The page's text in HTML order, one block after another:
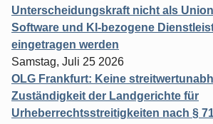
Unterscheidungskraft nicht als
Software und KI-bezogene
eingetragen werden
Samstag, Juli 25 2026
OLG Frankfurt: Keine
Zuständigkeit der Landgerichte für
Urheberrechtsstreitigkeiten nach §